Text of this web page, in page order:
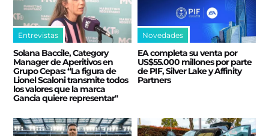
Entrevistas
Solana Baccile, Category
Manager de Aperitivos en
Grupo Cepas: “La figura de
Lionel Scaloni transmite todos
los valores que la marca
Gancia quiere representar"
Novedades
EA completa su venta por
US$55.000 millones por parte
de PIF, Silver Lake y Affinity
Partners